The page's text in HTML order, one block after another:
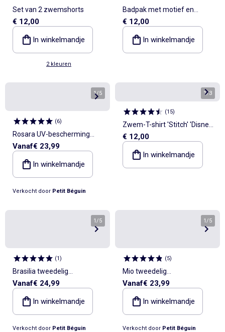
Set van 2 zwemshorts
€ 12,00
In winkelmandje
2 kleuren
Badpak met motief en
volants
€ 12,00
In winkelmandje
1/5
(6)
Rosara UV-bescherming
babyzwempak met lange
mouwen
Vanaf€ 23,99
In winkelmandje
Verkocht door Petit Béguin
1/3
(15)
Zwem-T-shirt 'Stitch' 'Disney'
met ruches
€ 12,00
In winkelmandje
1 /5
(1)
Brasilia tweedelig
babyzwempakje, t-shirt en
UV-beschermende broek
Vanaf€ 24,99
In winkelmandje
Verkocht door Petit Béguin
1 /5
(5)
Mio tweedelig
babyzwempak met UV-
beschermend T-shirt en
boxershort
Vanaf€ 23,99
In winkelmandje
Verkocht door Petit Béguin